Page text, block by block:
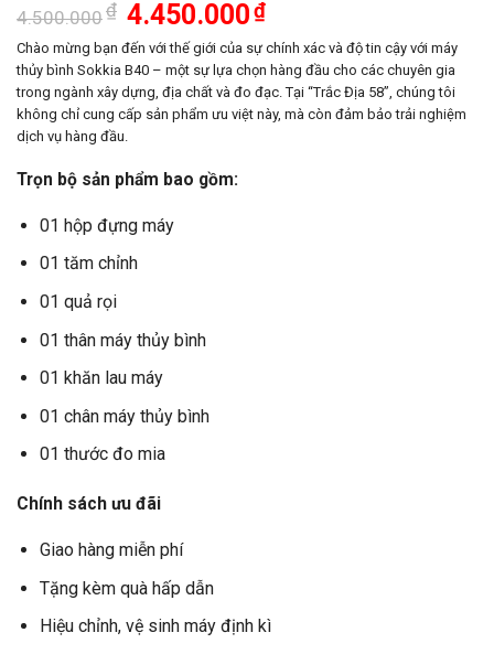
4.500.000₫ Giá
gốc
là:
4.500.000₫.
4.450.000₫Giá
tại
là:
4.450.000₫.
Chào mừng bạn đến với thế giới của sự chính xác và độ tin cậy với máy
thủy bình Sokkia B40 – một sự lựa chọn hàng đầu cho các chuyên gia
trong ngành xây dựng, địa chất và đo đạc. Tại “Trắc Địa 58”, chúng tôi
không chỉ cung cấp sản phẩm ưu việt này, mà còn đảm bảo trải nghiệm
dịch vụ hàng đầu.
Trọn bộ sản phẩm bao gồm:
01 hộp đựng máy
01 tăm chỉnh
01 quả rọi
01 thân máy thủy bình
01 khăn lau máy
01 chân máy thủy bình
01 thước đo mia
Chính sách ưu đãi
Giao hàng miễn phí
Tặng kèm quà hấp dẫn
Hiệu chỉnh, vệ sinh máy định kì